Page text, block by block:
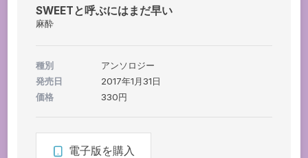
SWEETと呼ぶにはまだ早い
麻酔
種別
アンソロジー
発売日
2017年1月31日
価格
330円
電子版を購入